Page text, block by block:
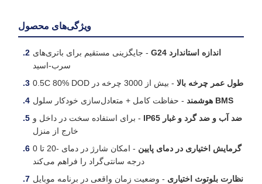
ویژگی‌های محصول
اندازه استاندارد G24
- جایگزینی مستقیم برای باتری‌های
سرب-اسید
طول عمر چرخه بالا - بیش از 3000 چرخه در 0.5C 80% DOD
BMS هوشمند
- حفاظت کامل + متعادل‌سازی خودکار سلول
ضد آب و ضد گرد و غبار IP65
- برای استفاده سخت در داخل و
خارج از منزل
گرمایش اختیاری در دمای پایین
- امکان شارژ در دمای -20 تا 0
درجه سانتی‌گراد را فراهم می‌کند
نظارت بلوتوث اختیاری - وضعیت زمان واقعی در برنامه موبایل